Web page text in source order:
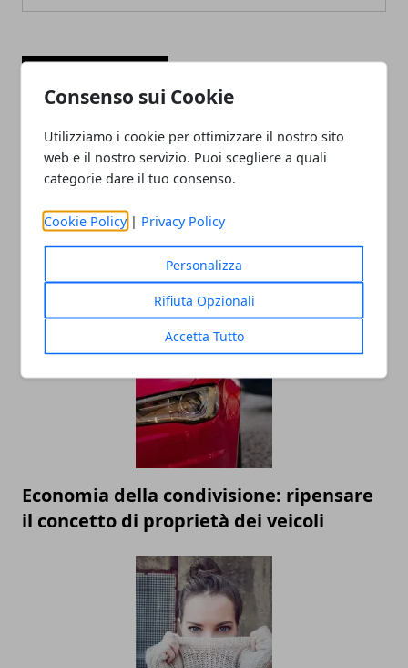
Consenso sui Cookie
Utilizziamo i cookie per ottimizzare il nostro sito
web e il nostro servizio. Puoi scegliere a quali
categorie dare il tuo consenso.
Cookie Policy | Privacy Policy
Personalizza
Rifiuta Opzionali
Accetta Tutto
Musica e spettacolo: l'arte del booking
cantanti per eventi perfetti
Economia della condivisione: ripensare
il concetto di proprietà dei veicoli